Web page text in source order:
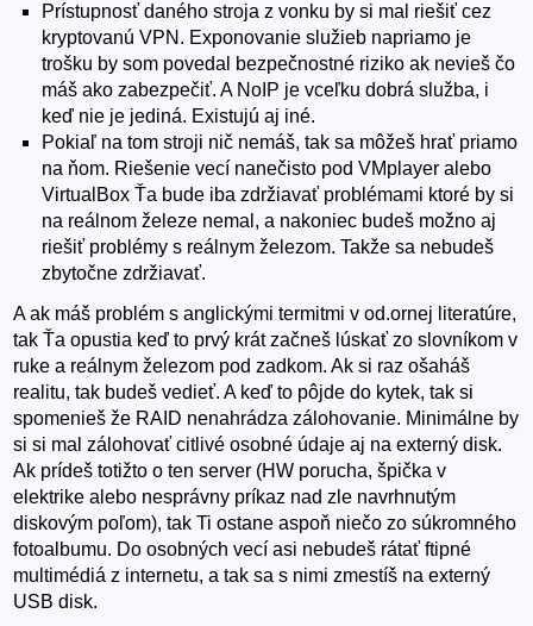
Prístupnosť daného stroja z vonku by si mal riešiť cez
kryptovanú VPN. Exponovanie služieb napriamo je
trošku by som povedal bezpečnostné riziko ak nevieš čo
máš ako zabezpečiť. A NoIP je vceľku dobrá služba, i
keď nie je jediná. Existujú aj iné.
Pokiaľ na tom stroji nič nemáš, tak sa môžeš hrať priamo
na ňom. Riešenie vecí nanečisto pod VMplayer alebo
VirtualBox Ťa bude iba zdržiavať problémami ktoré by si
na reálnom železe nemal, a nakoniec budeš možno aj
riešiť problémy s reálnym železom. Takže sa nebudeš
zbytočne zdržiavať.
A ak máš problém s anglickými termitmi v od.ornej literatúre,
tak Ťa opustia keď to prvý krát začneš lúskať zo slovníkom v
ruke a reálnym železom pod zadkom. Ak si raz ošaháš
realitu, tak budeš vedieť. A keď to pôjde do kytek, tak si
spomenieš že RAID nenahrádza zálohovanie. Minimálne by
si si mal zálohovať citlivé osobné údaje aj na externý disk.
Ak prídeš totižto o ten server (HW porucha, špička v
elektrike alebo nesprávny príkaz nad zle navrhnutým
diskovým poľom), tak Ti ostane aspoň niečo zo súkromného
fotoalbumu. Do osobných vecí asi nebudeš rátať ftipné
multimédiá z internetu, a tak sa s nimi zmestíš na externý
USB disk.